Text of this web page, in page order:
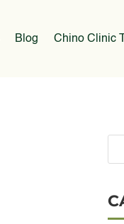
Blog Chino Clinic